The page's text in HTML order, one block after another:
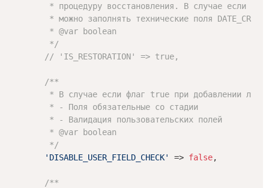
* процедуру восстановления. В случае если
* можно заполнять технические поля
         *
@var boolean
         */
// 'IS_RESTORATION' => true,
/**
* В случае если флаг true при добавлении
         * - Поля обязательные со стадии
         * - Валидация пользовательских полей
         *
@var boolean
         */
'DISABLE_USER_FIELD_CHECK'
=> false,
/**